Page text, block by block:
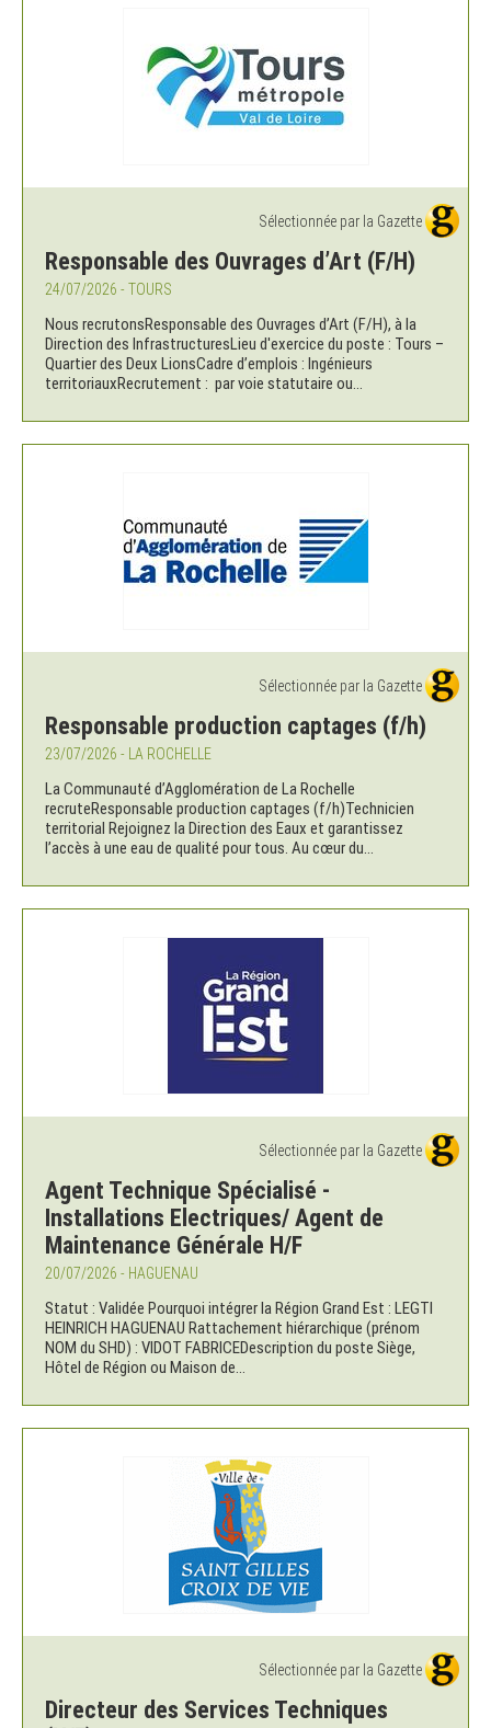
Sélectionnée par la Gazette
Responsable des Ouvrages d’Art (F/H)
24/07/2026 - TOURS
Nous recrutonsResponsable des Ouvrages d’Art (F/H), à la
Direction des InfrastructuresLieu d'exercice du poste : Tours –
Quartier des Deux LionsCadre d’emplois : Ingénieurs
territoriauxRecrutement : par voie statutaire ou...
Sélectionnée par la Gazette
Responsable production captages (f/h)
23/07/2026 - LA ROCHELLE
La Communauté d’Agglomération de La Rochelle
recruteResponsable production captages (f/h)Technicien
territorial Rejoignez la Direction des Eaux et garantissez
l’accès à une eau de qualité pour tous. Au cœur du...
Sélectionnée par la Gazette
Agent Technique Spécialisé -
Installations Electriques/ Agent de
Maintenance Générale H/F
20/07/2026 - HAGUENAU
Statut : Validée Pourquoi intégrer la Région Grand Est : LEGTI
HEINRICH HAGUENAU Rattachement hiérarchique (prénom
NOM du SHD) : VIDOT FABRICEDescription du poste Siège,
Hôtel de Région ou Maison de...
Sélectionnée par la Gazette
Directeur des Services Techniques